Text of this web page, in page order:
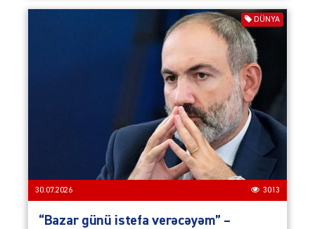
DÜNYA
30.07.2026 3013
“Bazar günü istefa verəcəyəm” –